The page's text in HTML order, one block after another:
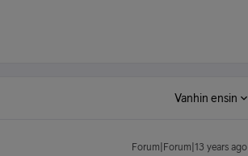
Vanhin ensin
Forum|Forum|13 years ago